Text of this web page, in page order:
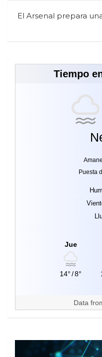
El Arsenal prepara
Tiempo
Puesta
Jue
14°/8°
Data